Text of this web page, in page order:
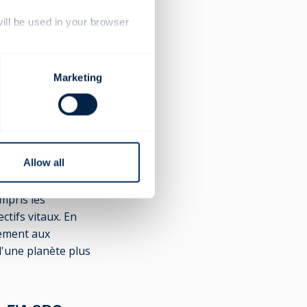
be used in your browser
Marketing
Allow all
tels que les
17 objectifs de
les
vitaux. En
aux
planète plus